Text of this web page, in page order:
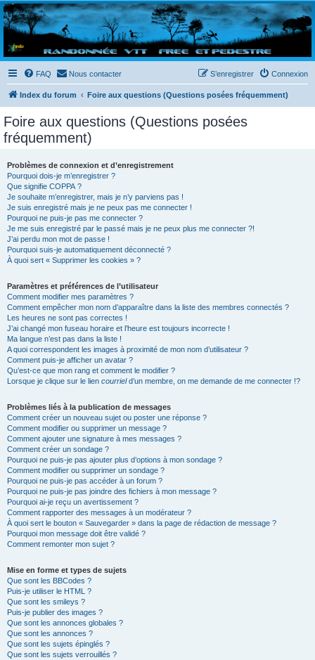
Randovttfree.fr
Bienvenue sur le site des randos vtt et pédestre de Bretagne . Bonne navigation sur le site
et bonnes randos dans l'Ouest !
FAQ Nous contacter Connexion
S’enregistrer
Index du forum Foire aux questions (Questions posées fréquemment)
Foire aux questions (Questions posées
fréquemment)
Problèmes de connexion et d’enregistrement
Pourquoi dois-je m’enregistrer ?
Que signifie COPPA ?
Je souhaite m’enregistrer, mais je n’y parviens pas !
Je suis enregistré mais je ne peux pas me connecter !
Pourquoi ne puis-je pas me connecter ?
Je me suis enregistré par le passé mais je ne peux plus me connecter ?!
J’ai perdu mon mot de passe !
Pourquoi suis-je automatiquement déconnecté ?
À quoi sert « Supprimer les cookies » ?
Paramètres et préférences de l’utilisateur
Comment modifier mes paramètres ?
Comment empêcher mon nom d’apparaître dans la liste des membres connectés ?
Les heures ne sont pas correctes !
J’ai changé mon fuseau horaire et l’heure est toujours incorrecte !
Ma langue n’est pas dans la liste !
A quoi correspondent les images à proximité de mon nom d’utilisateur ?
Comment puis-je afficher un avatar ?
Qu’est-ce que mon rang et comment le modifier ?
Lorsque je clique sur le lien courrield’un membre, on me demande de me connecter !?
Problèmes liés à la publication de messages
Comment créer un nouveau sujet ou poster une réponse ?
Comment modifier ou supprimer un message ?
Comment ajouter une signature à mes messages ?
Comment créer un sondage ?
Pourquoi ne puis-je pas ajouter plus d’options à mon sondage ?
Comment modifier ou supprimer un sondage ?
Pourquoi ne puis-je pas accéder à un forum ?
Pourquoi ne puis-je pas joindre des fichiers à mon message ?
Pourquoi ai-je reçu un avertissement ?
Comment rapporter des messages à un modérateur ?
À quoi sert le bouton « Sauvegarder » dans la page de rédaction de message ?
Pourquoi mon message doit être validé ?
Comment remonter mon sujet ?
Mise en forme et types de sujets
Que sont les BBCodes ?
Puis-je utiliser le HTML ?
Que sont les smileys ?
Puis-je publier des images ?
Que sont les annonces globales ?
Que sont les annonces ?
Que sont les sujets épinglés ?
Que sont les sujets verrouillés ?